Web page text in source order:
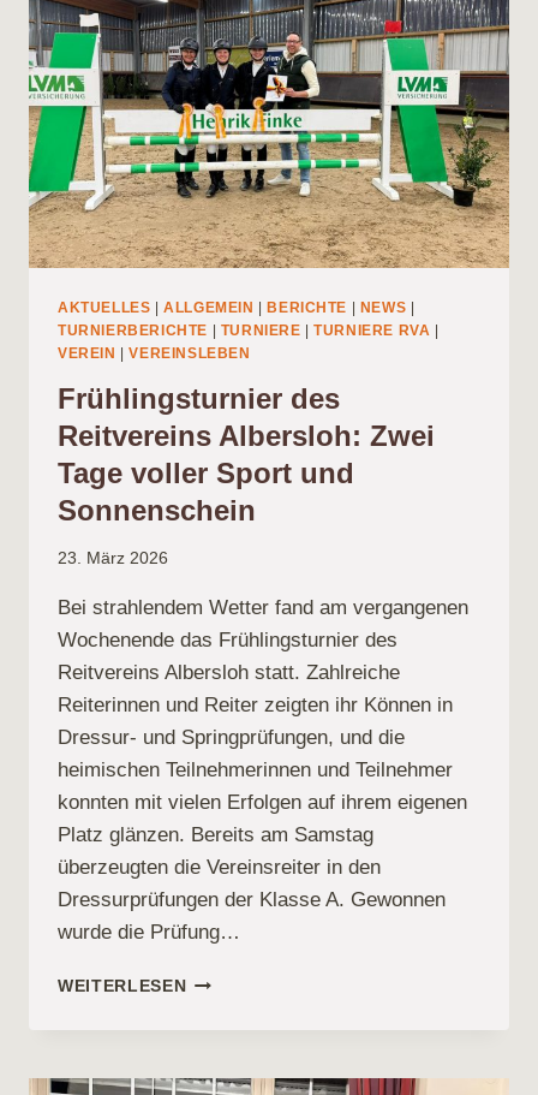
JUGENDTURNIER
IN
MÜNSTER-
HANDORF
AKTUELLES |ALLGEMEIN BERICHTE NEWS
TURNIERBERICHTE
TURNIERE |TURNIERE RVA
VEREIN
|VEREINSLEBEN
Frühlingsturnier des
Reitvereins Albersloh: Zwei
Tage voller Sport und
Sonnenschein
23. März 2026
Bei strahlendem Wetter fand am vergangenen
Wochenende das Frühlingsturnier des
Reitvereins Albersloh statt. Zahlreiche
Reiterinnen und Reiter zeigten ihr Können in
Dressur- und Springprüfungen, und die
heimischen Teilnehmerinnen und Teilnehmer
konnten mit vielen Erfolgen auf ihrem eigenen
Platz glänzen. Bereits am Samstag
überzeugten die Vereinsreiter in den
Dressurprüfungen der Klasse A. Gewonnen
wurde die Prüfung…
WEITERLESENFRÜHLINGSTURNIER
REITVEREINS
ZWEI